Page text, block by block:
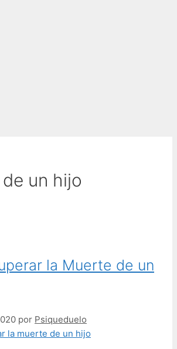
un hijo
la Muerte de un
por Psiqueduelo